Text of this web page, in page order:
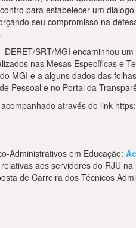
para estabelecer um
seu compromisso na
SRT/MGI encaminhou
nas Mesas Específicas e
MGI e a alguns dados das
Pessoal e no Portal da
através do link
Administrativos em Educação:
aos servidores do RJU na
de Carreira dos Técnicos